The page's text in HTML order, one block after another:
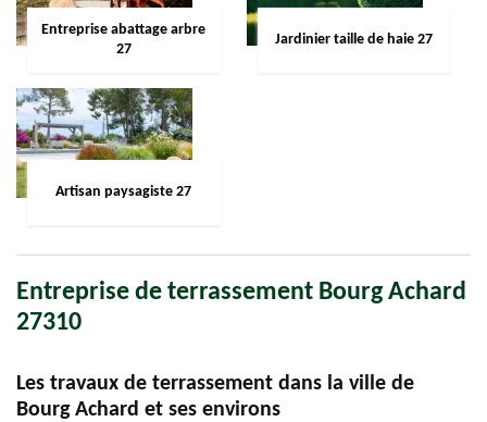
Entreprise abattage arbre
27
Jardinier taille de haie 27
Artisan paysagiste 27
Entreprise de terrassement Bourg Achard
27310
Les travaux de terrassement dans la ville de
Bourg Achard et ses environs